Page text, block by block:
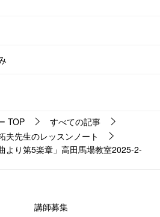
TOP
すべての記事
夫先生のレッスンノート
より第5楽章」高田馬場教室2025-2-
講師募集